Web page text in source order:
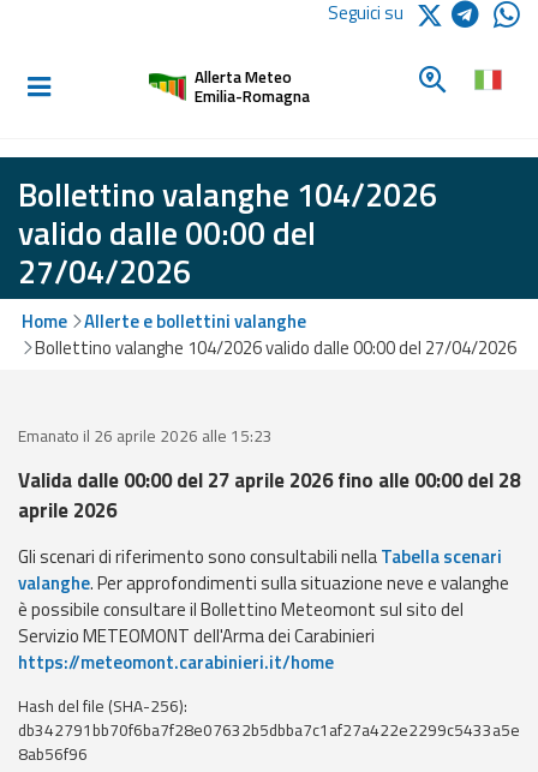
Informati e
Allerte E
Bollettini
Allerte e
Bollettini
Meteo
Bollettini
Monitoraggio
eventi
Previsioni e dati
Previsioni meteo e
marine
Dati osservati
Seguici su
Allerta Meteo
Emilia-Romagna
Cerca un
Bollettino valanghe 104/2026
valido dalle 00:00 del
27/04/2026
Home
Allerte e bollettini valanghe
Bollettino valanghe 104/2026 valido dalle 00:00 del 27/04/2026
Emanato il 26 aprile 2026 alle 15:23
Valida dalle 00:00 del 27 aprile 2026 fino alle 00:00 del 28
aprile 2026
Gli scenari di riferimento sono consultabili nellaTabella scenari
valanghe. Per approfondimenti sulla situazione neve e valanghe
è possibile consultare il Bollettino Meteomont sul sito del
Servizio METEOMONT dell'Arma dei Carabinieri
https://meteomont.carabinieri.it/home
Hash del file (SHA-256):
db342791bb70f6ba7f28e07632b5dbba7c1af27a422e2299c5433a5e
8ab56f96